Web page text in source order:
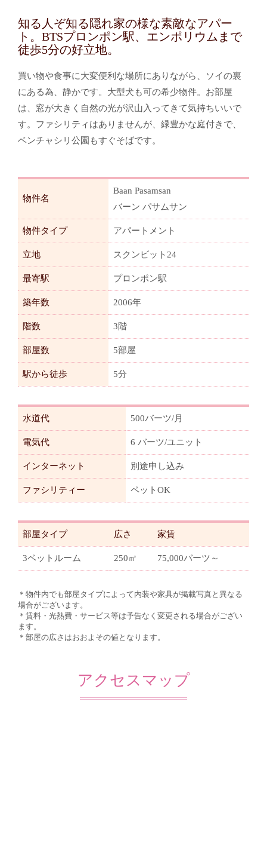
知る人ぞ知る隠れ家の様な素敵なアパー
ト。BTSプロンポン駅、エンポリウムまで
徒歩5分の好立地。
買い物や食事に大変便利な場所にありながら、ソイの裏
にある為、静かです。大型犬も可の希少物件。お部屋
は、窓が大きく自然の光が沢山入ってきて気持ちいいで
す。ファシリティはありませんが、緑豊かな庭付きで、
ベンチャシリ公園もすぐそばです。
物件名
Baan Pasamsan
バーン パサムサン
物件タイプ アパートメント
立地 スクンビット24
最寄駅 プロンポン駅
築年数 2006年
階数 3階
部屋数 5部屋
駅から徒歩 5分
水道代 500バーツ/月
電気代 6 バーツ/ユニット
インターネット 別途申し込み
ファシリティー ペットOK
部屋タイプ 広さ 家賃
3ベットルーム 250㎡ 75,000バーツ～
＊物件内でも部屋タイプによって内装や家具が掲載写真と異なる
場合がございます。
＊賃料・光熱費・サービス等は予告なく変更される場合がござい
ます。
＊部屋の広さはおおよその値となります。
アクセスマップ